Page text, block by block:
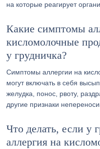
на которые реагирует
Какие симптомы
кисломолочные
у грудничка?
Симптомы аллергии на
могут включать в себя
желудка, понос, рвоту,
другие признаки
Что делать, если у
аллергия на